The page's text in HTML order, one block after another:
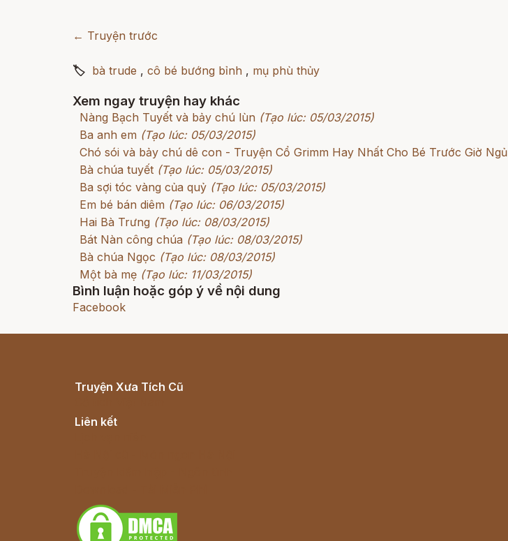
← Truyện trước
🏷 bà trude , cô bé bướng bỉnh , mụ phù thủy
Xem ngay truyện hay khác
Nàng Bạch Tuyết và bảy chú lùn (Tạo lúc: 05/03/2015)
Ba anh em (Tạo lúc: 05/03/2015)
Chó sói và bảy chú dê con - Truyện Cổ Grimm Hay Nhất Cho Bé Trước Giờ Ngủ
Bà chúa tuyết (Tạo lúc: 05/03/2015)
Ba sợi tóc vàng của quỷ (Tạo lúc: 05/03/2015)
Em bé bán diêm (Tạo lúc: 06/03/2015)
Hai Bà Trưng (Tạo lúc: 08/03/2015)
Bát Nàn công chúa (Tạo lúc: 08/03/2015)
Bà chúa Ngọc (Tạo lúc: 08/03/2015)
Một bà mẹ (Tạo lúc: 11/03/2015)
Bình luận hoặc góp ý về nội dung
Facebook
Truyện Xưa Tích Cũ
Liên kết